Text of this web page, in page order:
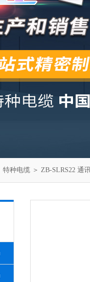
特种电缆 ＞ ZB-SLRS22 通